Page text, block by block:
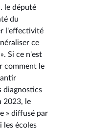
le député
du
l'effectivité
ce
Si ce n'est
comment le
diagnostics
2023, le
» diffusé par
les écoles